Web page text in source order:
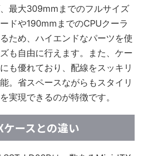
最大309mmまでのフルサイズ
ドや190mmまでのCPUクーラ
ため、ハイエンドなパーツを使
も自由に行えます。また、ケー
も優れており、配線をスッキリ
。省スペースながらもスタイリ
実現できるのが特徴です。
ースとの違い